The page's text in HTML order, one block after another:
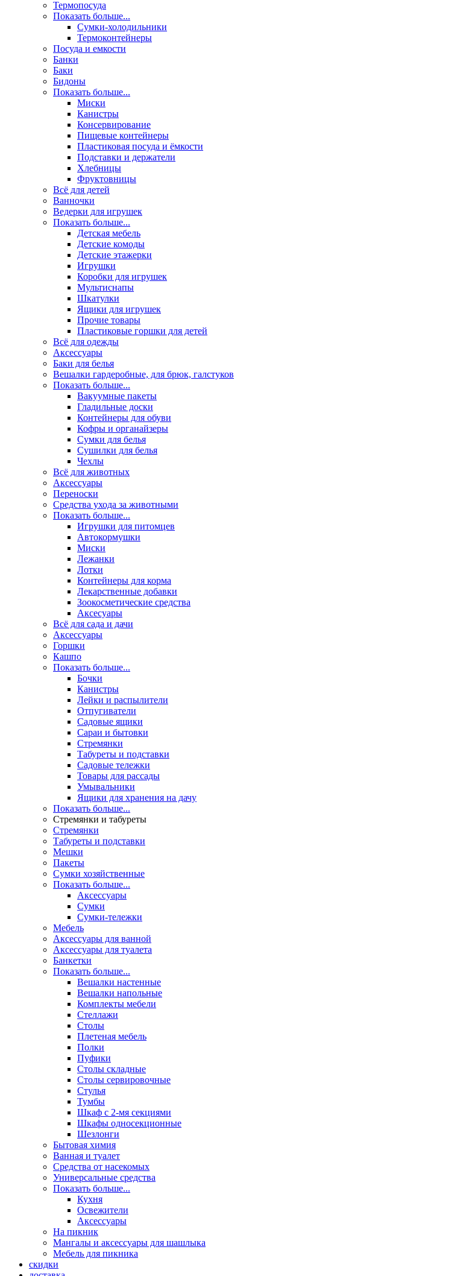
Термопосуда
Показать больше...
Сумки-холодильники
Термоконтейнеры
Посуда и емкости
Банки
Баки
Бидоны
Показать больше...
Миски
Канистры
Консервирование
Пищевые контейнеры
Пластиковая посуда и ёмкости
Подставки и держатели
Хлебницы
Фруктовницы
Всё для детей
Ванночки
Ведерки для игрушек
Показать больше...
Детская мебель
Детские комоды
Детские этажерки
Игрушки
Коробки для игрушек
Мультиснапы
Шкатулки
Ящики для игрушек
Прочие товары
Пластиковые горшки для детей
Всё для одежды
Аксессуары
Баки для белья
Вешалки гардеробные, для брюк, галстуков
Показать больше...
Вакуумные пакеты
Гладильные доски
Контейнеры для обуви
Кофры и органайзеры
Сумки для белья
Сушилки для белья
Чехлы
Всё для животных
Аксесcуары
Переноски
Средства ухода за животными
Показать больше...
Игрушки для питомцев
Автокормушки
Миски
Лежанки
Лотки
Контейнеры для корма
Лекарственные добавки
Зоокосметические средства
Аксесуары
Всё для сада и дачи
Аксессуары
Горшки
Кашпо
Показать больше...
Бочки
Канистры
Лейки и распылители
Отпугиватели
Садовые ящики
Сараи и бытовки
Стремянки
Табуреты и подставки
Садовые тележки
Товары для рассады
Умывальники
Ящики для хранения на дачу
Показать больше...
Стремянки и табуреты
Стремянки
Табуреты и подставки
Мешки
Пакеты
Сумки хозяйственные
Показать больше...
Аксессуары
Сумки
Сумки-тележки
Мебель
Аксессуары для ванной
Аксессуары для туалета
Банкетки
Показать больше...
Вешалки настенные
Вешалки напольные
Комплекты мебели
Стеллажи
Столы
Плетеная мебель
Полки
Пуфики
Столы складные
Столы сервировочные
Стулья
Тумбы
Шкаф с 2-мя секциями
Шкафы односекционные
Шезлонги
Бытовая химия
Ванная и туалет
Средства от насекомых
Универсальные средства
Показать больше...
Кухня
Освежители
Аксессуары
На пикник
Мангалы и аксессуары для шашлыка
Мебель для пикника
скидки